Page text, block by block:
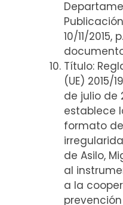
10/11/
Título:
(UE) 2015/
de julio de
establece
formato
de Asilo,
al
a la